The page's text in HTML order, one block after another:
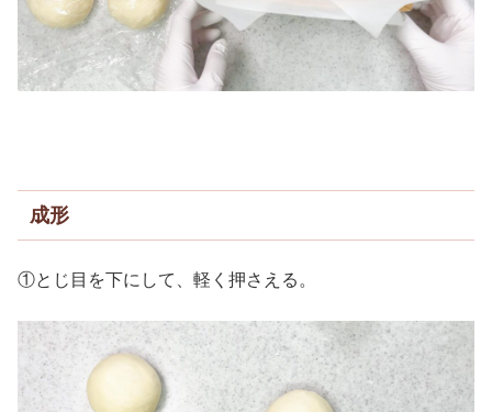
成形
①とじ目を下にして、軽く押さえる。